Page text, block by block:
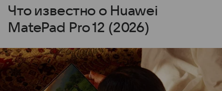
Что известно о Huawei
MatePad Pro 12 (2026)